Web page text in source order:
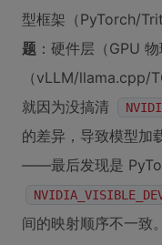
型框架（PyTorch/
题 ：硬件层（GPU
（vLLM/llama.cpp/
就因为没搞清
的差异，导致模型加
——最后发现是
间的映射顺序不一致